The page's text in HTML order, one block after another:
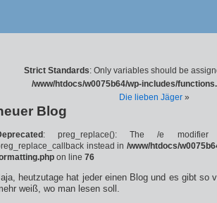
Strict Standards: Only variables should be
/www/htdocs/w0075b64/wp-includes/
Die lieben Jäger »
Blog
: preg_replace(): The /e modifier
instead in /www/htdocs/
on line 76
heutzutage hat jeder einen Blog und es gibt so
weiß, wo man lesen soll.